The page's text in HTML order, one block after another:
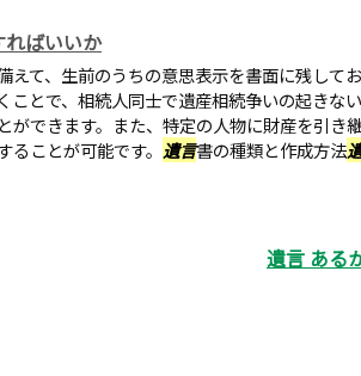
ばいいか
えて、生前のうちの意思表示を書面に残して
ことで、相続人同士で遺産相続争いの起きな
ができます。また、特定の人物に財産を引き
ることが可能です。 遺言書の種類と作成方法
遺言 ある